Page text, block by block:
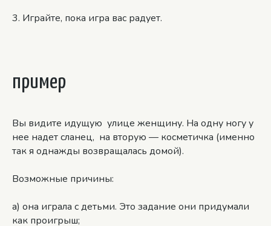
3. Играйте, пока игра вас радует.
пример
Вы видите идущую улице женщину. На одну ногу у
нее надет сланец, на вторую — косметичка (именно
так я однажды возвращалась домой).
Возможные причины:
а) она играла с детьми. Это задание они придумали
как проигрыш;